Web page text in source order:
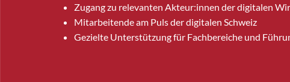
Zugang zu relevanten Akteur:innen der digitalen
Mitarbeitende am Puls der digitalen Schweiz
Gezielte Unterstützung für Fachbereiche und